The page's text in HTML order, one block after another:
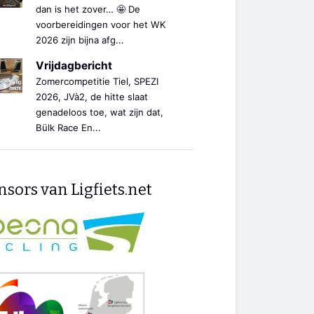
dan is het zover… 🤩 De
voorbereidingen voor het WK
2026 zijn bijna afg...
Vrijdagbericht
Zomercompetitie Tiel, SPEZI
2026, JVà2, de hitte slaat
genadeloos toe, wat zijn dat,
Bülk Race En...
van Ligfiets.net